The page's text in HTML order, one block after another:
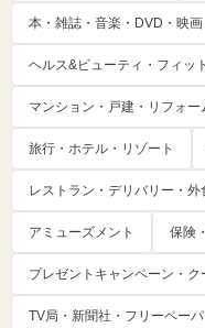
本・雑誌・音楽・DVD・映
ヘルス&ビューティ・フィッ
マンション・戸建・リフォ
旅行・ホテル・リゾート
レストラン・デリバリー・外
アミューズメント 保険
プレゼントキャンペーン・ク
TV局・新聞社・フリーペー